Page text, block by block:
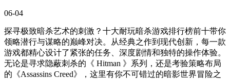
06-04
探寻极致暗杀艺术的刺激？十大耐玩暗杀游戏排行榜前十带你
领略潜行与谋略的巅峰对决。从经典之作到现代创新，每一款
游戏都精心设计了紧张的任务、深度剧情和独特的操作体验。
无论是寻求隐蔽刺杀的《 Hitman 》系列，还是考验策略布局
的《Assassins Creed》，这里有你不可错过的暗影世界冒险之